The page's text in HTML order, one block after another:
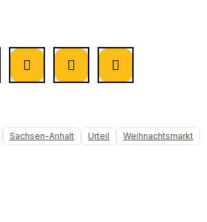
Sachsen-Anhalt Urteil Weihnachtsmarkt